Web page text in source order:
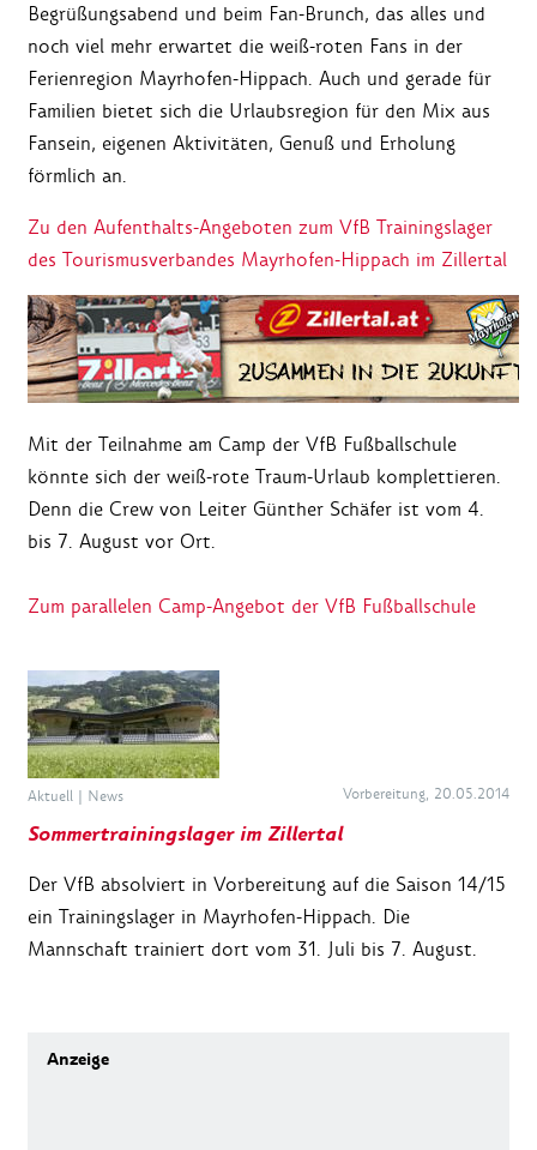
Begrüßungsabend und beim Fan-Brunch, das alles und
noch viel mehr erwartet die weiß-roten Fans in der
Ferienregion Mayrhofen-Hippach. Auch und gerade für
Familien bietet sich die Urlaubsregion für den Mix aus
Fansein, eigenen Aktivitäten, Genuß und Erholung
förmlich an.
Zu den Aufenthalts-Angeboten zum VfB Trainingslager
des Tourismusverbandes Mayrhofen-Hippach im Zillertal
Mit der Teilnahme am Camp der VfB Fußballschule
könnte sich der weiß-rote Traum-Urlaub komplettieren.
Denn die Crew von Leiter Günther Schäfer ist vom 4.
bis 7. August vor Ort.
Zum parallelen Camp-Angebot der VfB Fußballschule
Aktuell | News Vorbereitung, 20.05.2014
Sommertrainingslager im Zillertal
Der VfB absolviert in Vorbereitung auf die Saison 14/15
ein Trainingslager in Mayrhofen-Hippach. Die
Mannschaft trainiert dort vom 31. Juli bis 7. August.